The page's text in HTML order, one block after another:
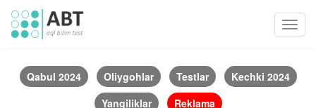
Qabul 2024 Oliygohlar Testlar
Kechki 2024
Yangiliklar
Reklama